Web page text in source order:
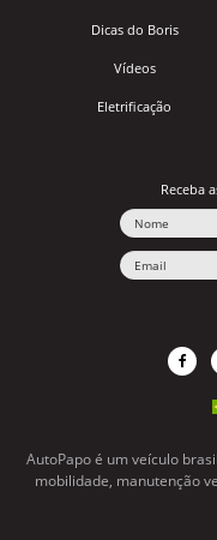
Dicas do Boris
Vídeos
Eletrificação
Receba
AutoPapo é um veículo
mobilidade, manutenção